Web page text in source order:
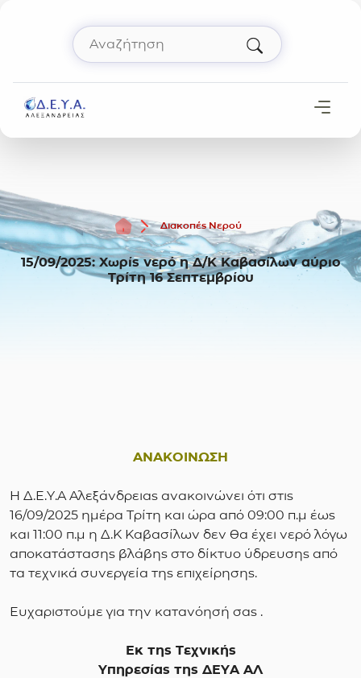
Αναζήτηση
ΑρχικήΔιακοπές Νερού
15/09/2025: Χωρίς νερό η Δ/Κ Καβασίλων αύριο
Τρίτη 16 Σεπτεμβρίου
ΑΝΑΚΟΙΝΩΣΗ
Η Δ.Ε.Υ.Α Αλεξάνδρειας ανακοινώνει ότι στις
16/09/2025 ημέρα Τρίτη και ώρα από 09:00 π.μ έως
και 11:00 π.μ η Δ.Κ Καβασίλων δεν θα έχει νερό λόγω
αποκατάστασης βλάβης στο δίκτυο ύδρευσης από
τα τεχνικά συνεργεία της επιχείρησης.
Ευχαριστούμε για την κατανόησή σας .
Εκ της Τεχνικής
Υπηρεσίας της ΔΕΥΑ ΑΛ